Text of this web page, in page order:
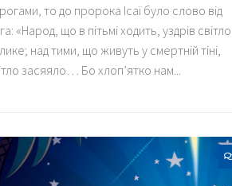
то до пророка Ісаї було слово від
«Народ, що в пітьмі ходить, уздрів світло
над тими, що живуть у смертній тіні,
засяяло… Бо хлоп’ятко нам...